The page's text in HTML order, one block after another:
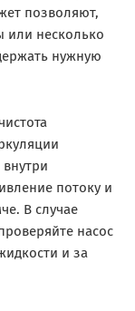
позволяют,
или несколько
нужную
потоку и
В случае
насос
и за